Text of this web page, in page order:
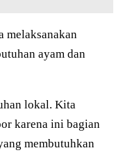
melaksanakan
ayam dan
lokal. Kita
karena ini bagian
membutuhkan